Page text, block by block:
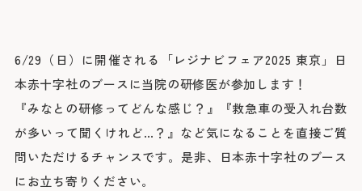
臨床研究に関する情報公開
後払い会計サービスについて
フロア案内
よくあるご質問
めまい・平衡神経科
放射線診断科
放射線治療科
麻酔科
リハビリテーション科
歯科口腔外科
アレルギー科
緩和ケア内科
病理診断科
総合診療科
センター
ご希望の方
6/29（日）に開催される「レジナビフェア2025 東京」日
本赤十字社のブースに当院の研修医が参加します！
『みなとの研修ってどんな感じ？』『救急車の受入れ台数
が多いって聞くけれど…？』など気になることを直接ご質
問いただけるチャンスです。是非、日本赤十字社のブース
にお立ち寄りください。